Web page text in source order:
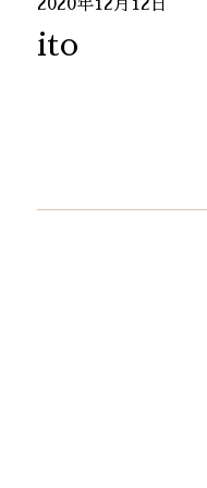
2020年12月12日
ito